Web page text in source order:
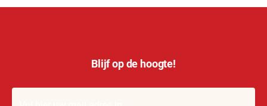
Blijf op de hoogte!